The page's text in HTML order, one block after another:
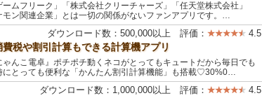
ムフリーク」「株式会社クリーチャーズ」「任天堂株式会社」
モン関連企業」とは一切の関係がないファンアプリです。…
ダウンロード数：500,000以上 評価： 4.5
税や割引計算もできる計算機アプリ
んこ電卓』ポチポチ動くネコがとってもキュートだから毎日でも
とっても便利な「かんたん割引計算機能」も搭載♡30%0…
ダウンロード数：1,000,000以上 評価： 4.5